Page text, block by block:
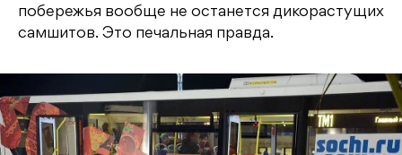
побережья вообще не останется дикорастущих
самшитов. Это печальная правда.